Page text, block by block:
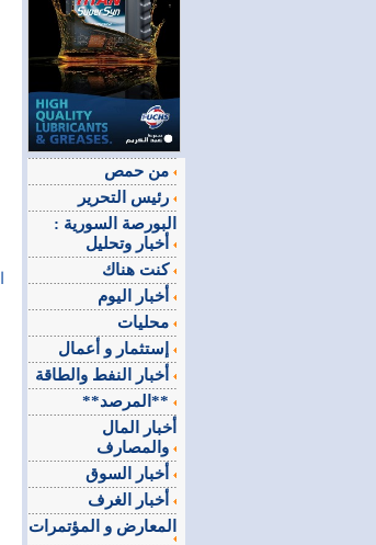
البورصة السورية :
كنت هناك
**المرصد**
أخبار المال
المعارض و المؤتمرات